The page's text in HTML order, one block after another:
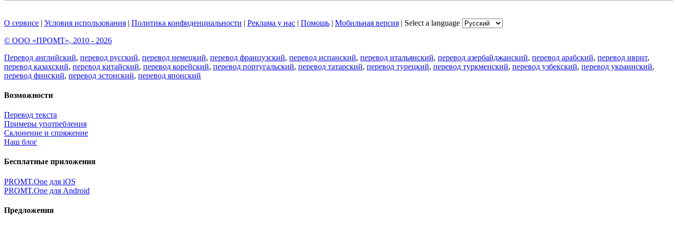
О сервисе | Условия использования | Политика конфиденциальности | Реклама у нас | Помощь | Мобильная версия | Select a language
© ООО «ПРОМТ», 2010 - 2026
Перевод английский, перевод русский, перевод немецкий, перевод французский, перевод испанский, перевод итальянский, перевод азербайджанский, перевод арабский, перевод иврит,
перевод казахский, перевод китайский, перевод корейский, перевод португальский, перевод татарский, перевод турецкий, перевод туркменский, перевод узбекский, перевод украинский,
перевод финский, перевод эстонский, перевод японский
Возможности
Перевод текста
Примеры употребления
Склонение и спряжение
Наш блог
Бесплатные приложения
PROMT.One для iOS
PROMT.One для Android
Предложения